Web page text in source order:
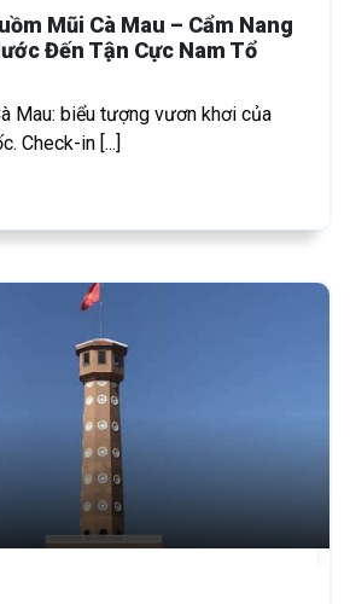
Mũi Cà Mau – Cẩm Nang
Đến Tận Cực Nam Tổ
Mau: biểu tượng vươn khơi của
Check-in [...]